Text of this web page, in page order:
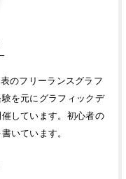
のフリーランスグラフ
を元にグラフィックデ
しています。初心者の
いています。